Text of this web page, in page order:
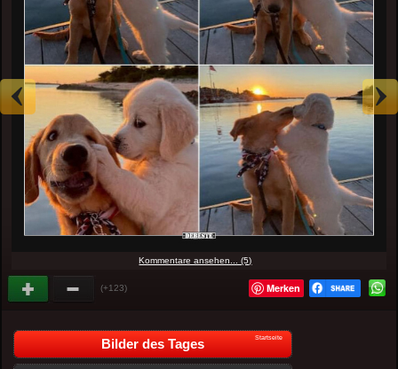
Kommentare ansehen... (5)
(+123) Merken
Bilder des Tages Startseite